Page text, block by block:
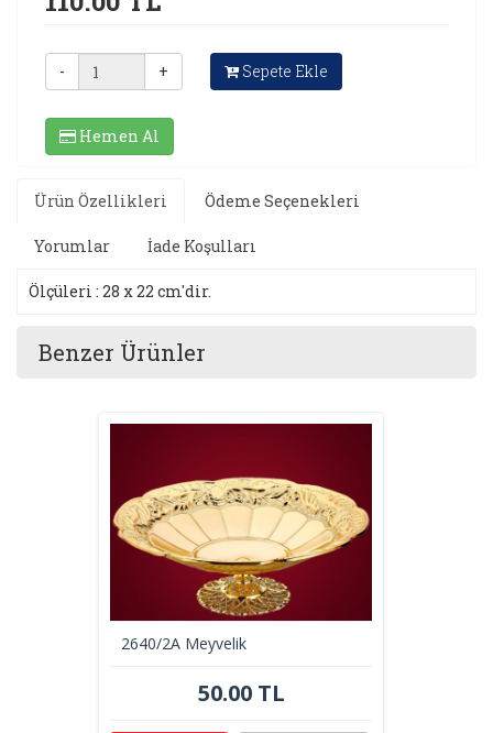
- + Sepete Ekle
Hemen Al
Ürün Özellikleri Ödeme Seçenekleri
Yorumlar İade Koşulları
Ölçüleri : 28 x 22 cm'dir.
Benzer Ürünler
2640/2A Meyvelik
50.00 TL